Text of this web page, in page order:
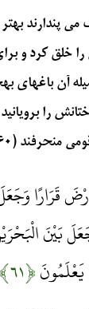
مى ‏پندارند
را خلق كرد و
آن باغهاى
را
منحرفند (۶۰)
قَرَارًا
بَيْنَ
يَعْلَمُونَ﴿۶۱﴾